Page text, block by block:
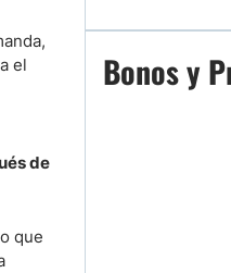
el
de
que
7
Bonos y